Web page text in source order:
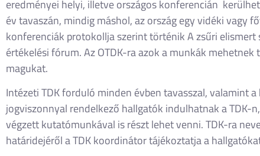
eredményei helyi, illetve országos konferencián
év tavaszán, mindig máshol, az ország egy vidéki vagy
konferenciák protokollja szerint történik A zsűri
értékelési fórum. Az OTDK-ra azok a munkák
magukat.
Intézeti TDK forduló minden évben tavasszal, valamint
jogviszonnyal rendelkező hallgatók indulhatnak a TDK-
végzett kutatómunkával is részt lehet venni. TDK-ra
határidejéről a TDK koordinátor tájékoztatja a